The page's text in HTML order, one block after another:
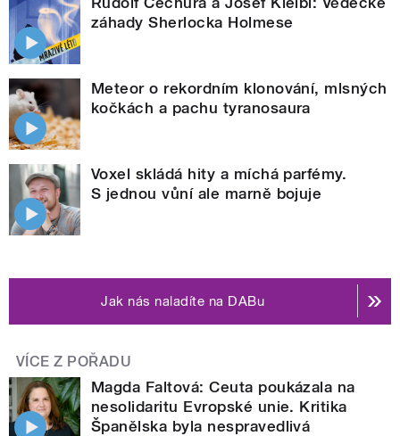
záhady Sherlocka Holmese
Meteor o rekordním klonování, mlsných
kočkách a pachu tyranosaura
Voxel skládá hity a míchá parfémy.
S jednou vůní ale marně bojuje
Jak nás naladíte na DABu
VÍCE Z POŘADU
Magda Faltová: Ceuta poukázala na
nesolidaritu Evropské unie. Kritika
Španělska byla nespravedlivá